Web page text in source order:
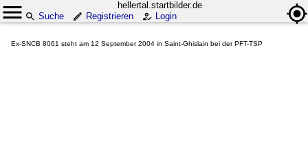
hellertal.startbilder.de
Suche
Registrieren Login
Ex-SNCB 8061 steht am 12 September 2004 in Saint-Ghislain bei der PFT-TSP